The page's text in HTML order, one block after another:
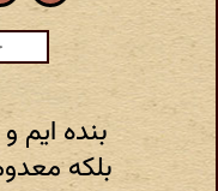
بنده ایم
بلکه